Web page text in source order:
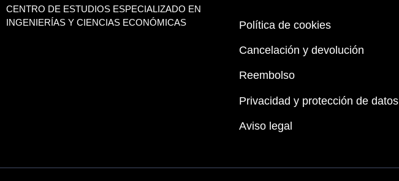
CENTRO DE ESTUDIOS ESPECIALIZADO EN
INGENIERÍAS Y CIENCIAS ECONÓMICAS
Política de cookies
Cancelación y devolución
Reembolso
Privacidad y protección de datos
Aviso legal